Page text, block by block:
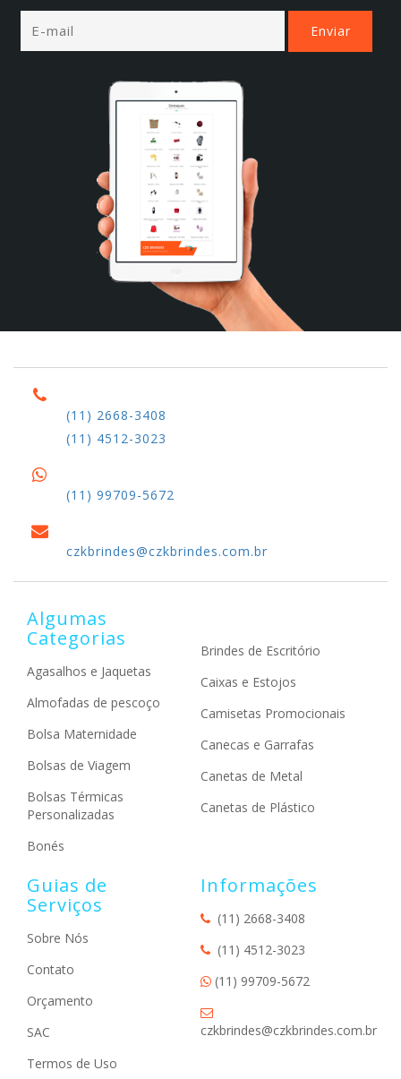
(11) 2668-3408
(11) 4512-3023
(11) 99709-5672
czkbrindes@czkbrindes.com.br
Algumas
Categorias
Agasalhos e Jaquetas
Almofadas de pescoço
Bolsa Maternidade
Bolsas de Viagem
Bolsas Térmicas
Personalizadas
Bonés
Brindes de Escritório
Caixas e Estojos
Camisetas Promocionais
Canecas e Garrafas
Canetas de Metal
Canetas de Plástico
Guias de
Serviços
Sobre Nós
Contato
Orçamento
SAC
Termos de Uso
Informações
(11) 2668-3408
(11) 4512-3023
(11) 99709-5672
czkbrindes@czkbrindes.com.br